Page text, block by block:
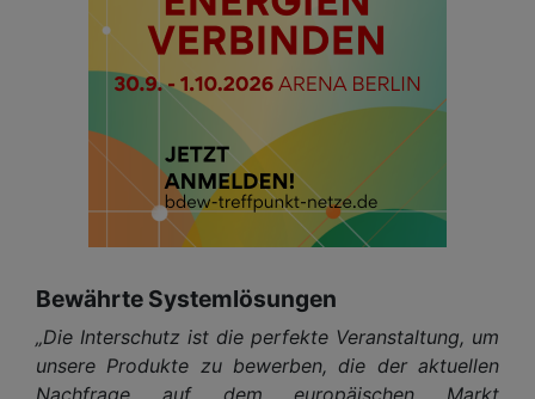
Bewährte Systemlösungen
„Die Interschutz ist die perfekte Veranstaltung, um
unsere Produkte zu bewerben, die der aktuellen
Nachfrage auf dem europäischen Markt